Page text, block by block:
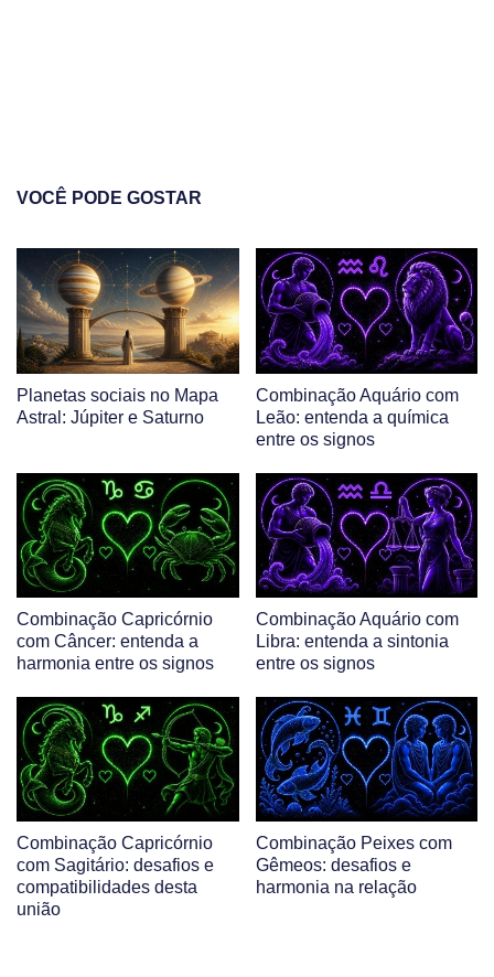
VOCÊ PODE GOSTAR
Planetas sociais no Mapa
Astral: Júpiter e Saturno
Combinação Aquário com
Leão: entenda a química
entre os signos
Combinação Capricórnio
com Câncer: entenda a
harmonia entre os signos
Combinação Aquário com
Libra: entenda a sintonia
entre os signos
Combinação Capricórnio
com Sagitário: desafios e
compatibilidades desta
união
Combinação Peixes com
Gêmeos: desafios e
harmonia na relação